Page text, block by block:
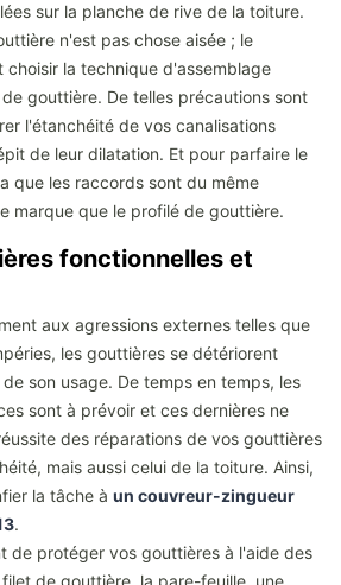
sur la planche de rive de la toiture.
n'est pas chose aisée ; le
la technique d'assemblage
gouttière. De telles précautions sont
l'étanchéité de vos canalisations
de leur dilatation. Et pour parfaire le
que les raccords sont du même
marque que le profilé de gouttière.
fonctionnelles et
aux agressions externes telles que
les gouttières se détériorent
son usage. De temps en temps, les
sont à prévoir et ces dernières ne
des réparations de vos gouttières
mais aussi celui de la toiture. Ainsi,
la tâche à un couvreur-zingueur
.
de protéger vos gouttières à l'aide des